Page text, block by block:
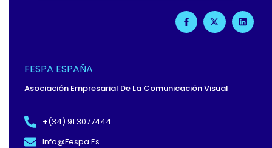
F
A
C
F
X
-
T
L
I
N
FESPA ESPAÑA
Asociación Empresarial De La Comunicación Visual
+(34) 91 3077444
Info@fespa.es